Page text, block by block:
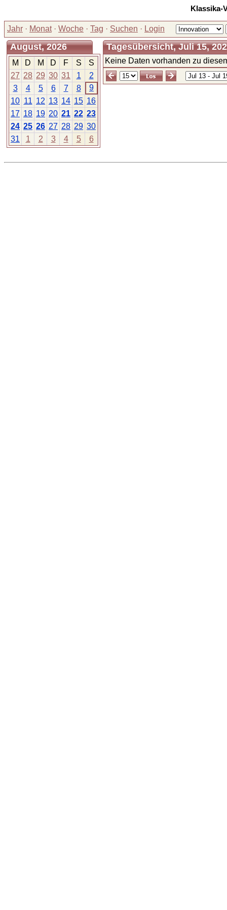
Klassika-
Jahr · Monat· Woche · Tag · Suchen · Login
August, 2026
M D M D F S
S
27 28 29 30 31 1
2
3
4 5 6 7 8
9
10 11 12 13 14 15 16
17 18 19 20 21 22 23
24 25 26 27 28 29 30
31
1 2 3 4 5 6
Tagesübersicht, Juli 15,
Keine Daten vorhanden zu